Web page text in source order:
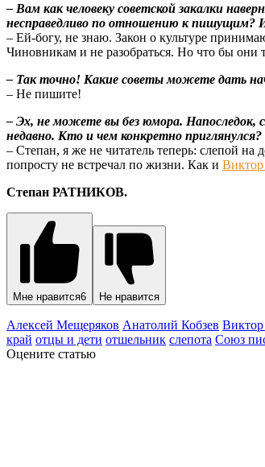
– Вам как человеку советской закалки
несправедливо по отношению к пишущим?
– Ей-богу, не знаю. Закон о культуре
Чиновникам и не разобраться. Но что бы
– Так точно! Какие советы можете дать
– Не пишите!
– Эх, не можете вы без юмора. Напоследок,
недавно. Кто и чем конкретно приглянулся?
– Степан, я же не читатель теперь: слепой
попросту не встречал по жизни. Как и Виктор
Степан РАТНИКОВ.
Мне нравится6 Не нравится
Алексей Мещеряков Анатолий Кобзев Виктор
край отцы и дети отшельник слепота Союз
Оцените статью